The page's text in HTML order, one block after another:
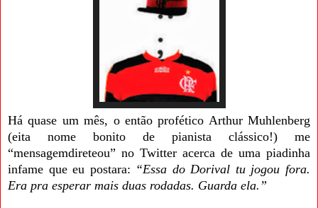
Há quase um mês, o então profético Arthur Muhlenberg
(eita nome bonito de pianista clássico!) me
“mensagemdireteou” no Twitter acerca de uma piadinha
infame que eu postara: “Essa do Dorival tu jogou fora.
Era pra esperar mais duas rodadas. Guarda ela.”